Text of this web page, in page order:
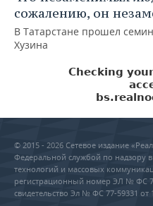
сожалению, он
В Татарстане прошел
Хузина
© 2015 - 2026 Сетевое издание
Федеральной службой по надзору
технологий и массовых
регистрационный номер ЭЛ № ФС
свидетельство Эл № ФС 77-59331 от